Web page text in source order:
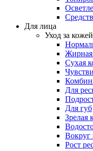
Для лица
Уход за
Жирная
Сухая
Для
Для губ
Зрелая
Вокруг
Рост